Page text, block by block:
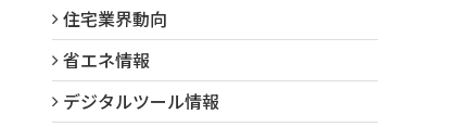
住宅業界動向
省エネ情報
デジタルツール情報